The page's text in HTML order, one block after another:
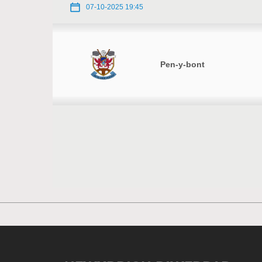
07-10-2025 19:45
Pen-y-bont